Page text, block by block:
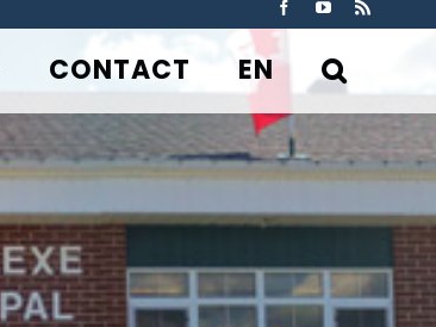
FacebookYouTube
Rss
CONTACT EN